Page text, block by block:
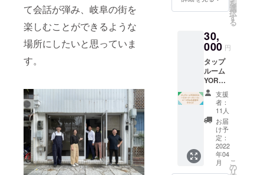
て会話が弾み、岐阜の街を
楽しむことができるような
場所にしたいと思っていま
す。
しま
ドファ
ンディ
ング終
了後、
随時送
付いた
しま
す。
（グロ
ウラー
満タン
１回券
を添付
します
ので、
す）よ
なって
おりま
す ※瓶
ビール
は
330ml
となっ
ており
ます ＜
食品表
示＞ 名
称：あ
ゆピー
原材料
名：国
か。 商
品お渡
し時に
お好き
なビー
ルを満
タンに
してお
渡しし
ます。
（もし
くは1杯
ご提供
券をお
渡しい
ここで
しか味
わえま
せ
ん！！
ビール
は飲み
放題 お
つま
み、軽
食つき
の予定
です ＊
開催日
程：令
リット
ル樽詰
て、お
渡しし
ます！
ビール
を注ぐ
のに必
要な
サー
バーも
合わせ
てでお
貸しい
たしま
す（貸
し出し
を
選
択
す
る
30,
000 円
タップ
ルーム
YOROC
A一口
オー
ナープ
レート
にロー
マ字お
名前刻
印 中
サイズ
支援
者：
11人
お届
け予
定：
2022
年04
月
こ
の
リ